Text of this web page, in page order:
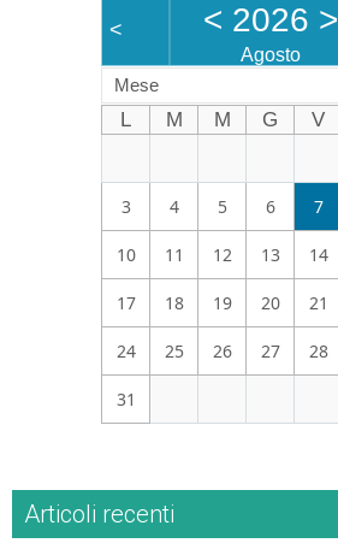
< < 2026 >
Agosto
Mese
L M M G V
3 4 5 6 7
10 11 12 13 14
17 18 19 20 21
24 25 26 27 28
31
Articoli recenti